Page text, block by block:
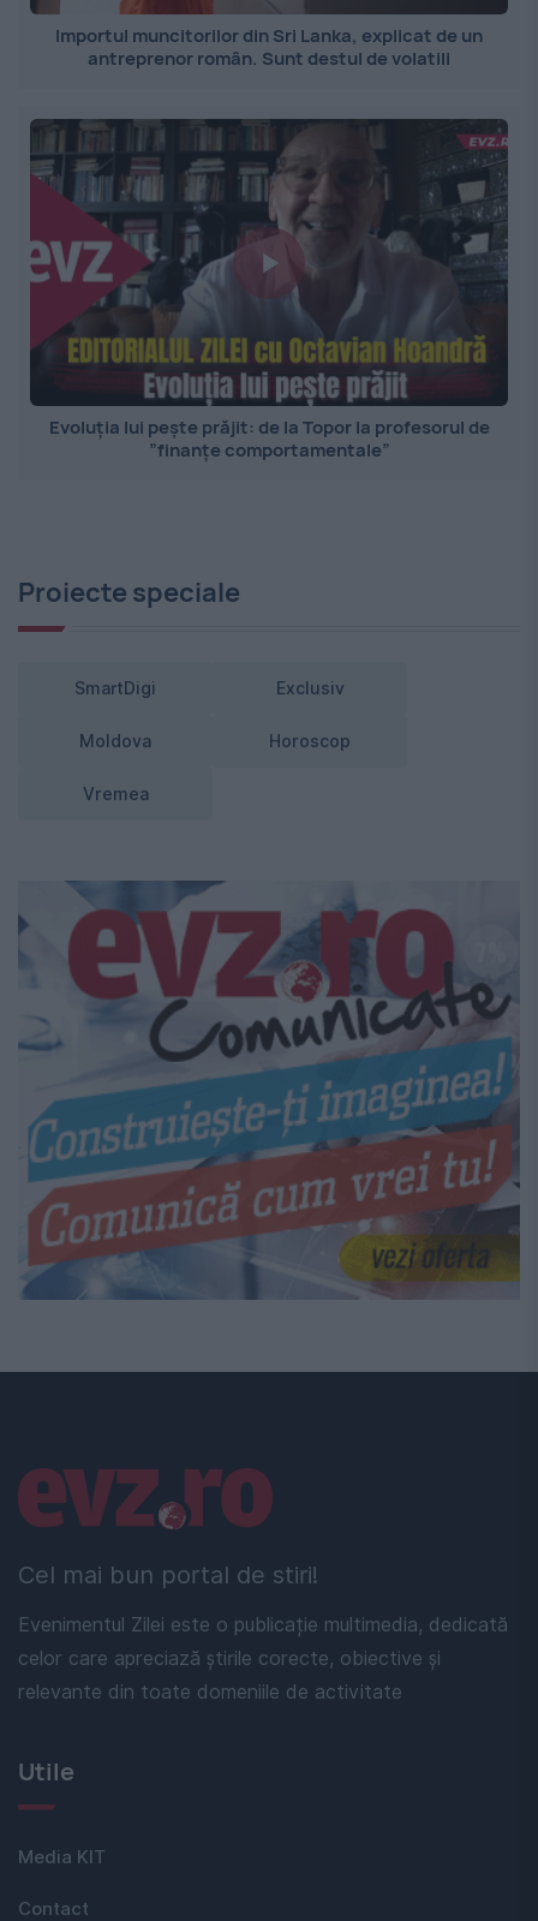
Importul muncitorilor din Sri Lanka, explicat de un
antreprenor român. Sunt destul de volatili
Evoluția lui pește prăjit: de la Topor la profesorul de
”finanțe comportamentale”
Proiecte speciale
SmartDigi Exclusiv
Moldova Horoscop
Vremea
Cel mai bun portal de stiri!
Evenimentul Zilei este o publicație multimedia, dedicată
celor care apreciază știrile corecte, obiective și
relevante din toate domeniile de activitate
Linkuri utile
Utile
Media KIT
Contact